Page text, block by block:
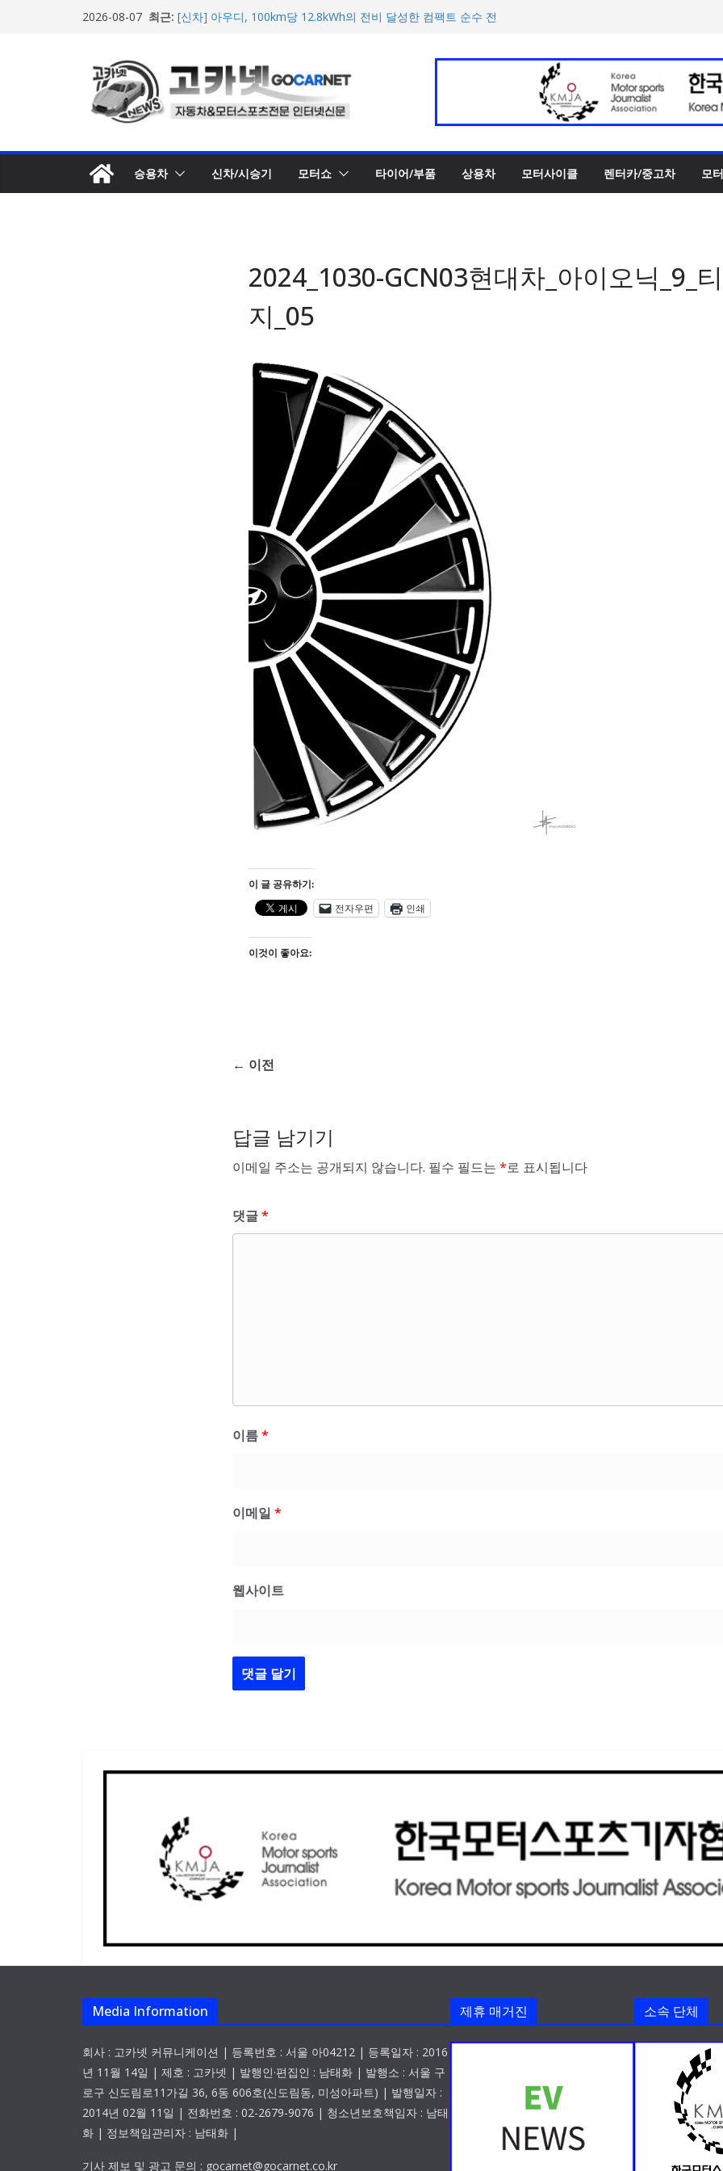
2026-08-07 최근: [신차] 아우디, 100km당 12.8kWh의 전비 달성한 컴팩트 순수 전
개… 본격 계약 개시
2026년 7월 국내 수입 승용차 신규 등록 전년 대비 14.3% 증가
한국타이어, 안전한 여름철 주행 위한 타이어 관리법 제안
포뮬러 E, 시즌13 일정 변경 및 모나코 ePrix와 2031년까지 장기
승용차 신차/시승기 모터쇼 타이어/부품 상용차 모터사이클 렌터카/중고차 모
2024_1030-GCN03현대차_아이오닉_9_
지_05
이 글 공유하기:
전자우편
인쇄
이것이 좋아요:
← 이전
답글 남기기
이메일 주소는 공개되지 않습니다. 필수 필드는 *로 표시됩니다
댓글*
이름*
이메일 *
웹사이트
Media Information
회사 : 고카넷 커뮤니케이션 | 등록번호 : 서울 아04212 | 등록일자 : 2016
년 11월 14일 | 제호 : 고카넷 | 발행인·편집인 : 남태화 | 발행소 : 서울 구
로구 신도림로11가길 36, 6동 606호(신도림동, 미성아파트) | 발행일자 :
2014년 02월 11일 | 전화번호 : 02-2679-9076 | 청소년보호책임자 : 남태
화 | 정보책임관리자 : 남태화 |
기사 제보 및 광고 문의 : gocarnet@gocarnet.co.kr
제휴 매거진 소속 단체